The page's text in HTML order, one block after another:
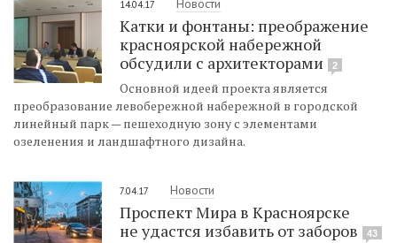
14.04.17 Новости
Катки и фонтаны: преображение
красноярской набережной
обсудили с архитекторами
2
Основной идеей проекта является
преобразование левобережной набережной в городской
линейный парк — пешеходную зону с элементами
озеленения и ландшафтного дизайна.
7.04.17 Новости
Проспект Мира в Красноярске
не удастся избавить от заборов
43